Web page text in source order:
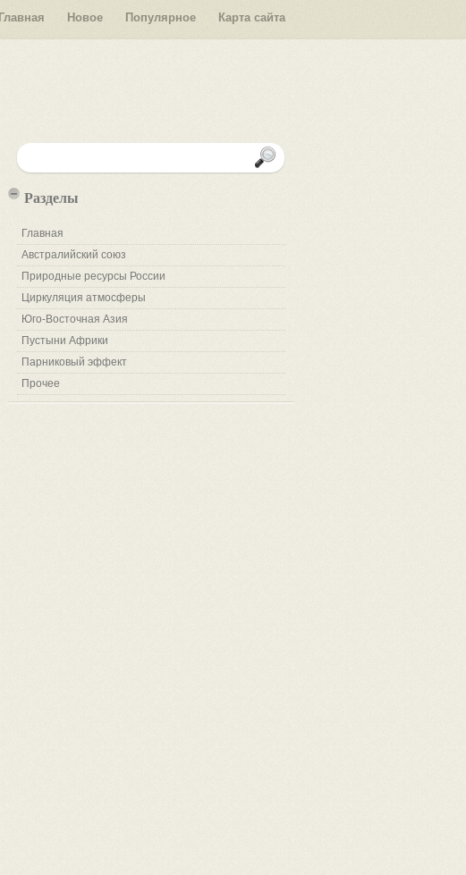
Главная Новое Популярное Карта сайта
Разделы
Главная
Австралийский союз
Природные ресурсы России
Циркуляция атмосферы
Юго-Восточная Азия
Пустыни Африки
Парниковый эффект
Прочее